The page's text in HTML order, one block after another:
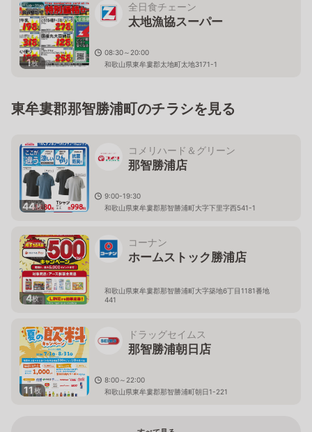
1枚
全日食チェーン
太地漁協スーパー
08:30～20:00
和歌山県東牟婁郡太地町太地3171-1
東牟婁郡那智勝浦町のチラシを見る
44枚
コメリハード＆グリーン
那智勝浦店
9:00-19:30
和歌山県東牟婁郡那智勝浦町大字下里字西541-1
4枚
コーナン
ホームストック勝浦店
和歌山県東牟婁郡那智勝浦町大字築地6丁目1181番地
441
11枚
ドラッグセイムス
那智勝浦朝日店
8:00～22:00
和歌山県東牟婁郡那智勝浦町朝日1-221